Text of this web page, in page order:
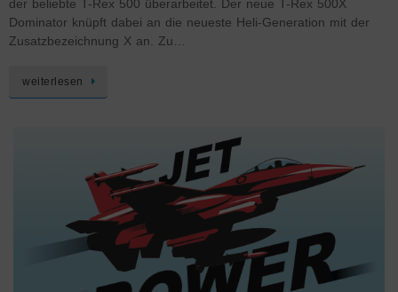
der beliebte T-Rex 500 überarbeitet. Der neue T-Rex 500X
Dominator knüpft dabei an die neueste Heli-Generation mit der
Zusatzbezeichnung X an. Zu…
weiterlesen